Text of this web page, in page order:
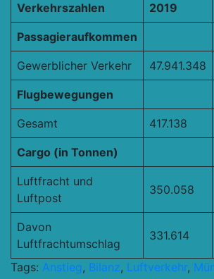
Verkehrszahlen 2019
Passagieraufkommen
Gewerblicher Verkehr 47.941.348
Flugbewegungen
Gesamt 417.138
Cargo (in Tonnen)
Luftfracht und
Luftpost
350.058
Davon
Luftfrachtumschlag
331.614
Tags: Anstieg, Bilanz, Luftverkehr,